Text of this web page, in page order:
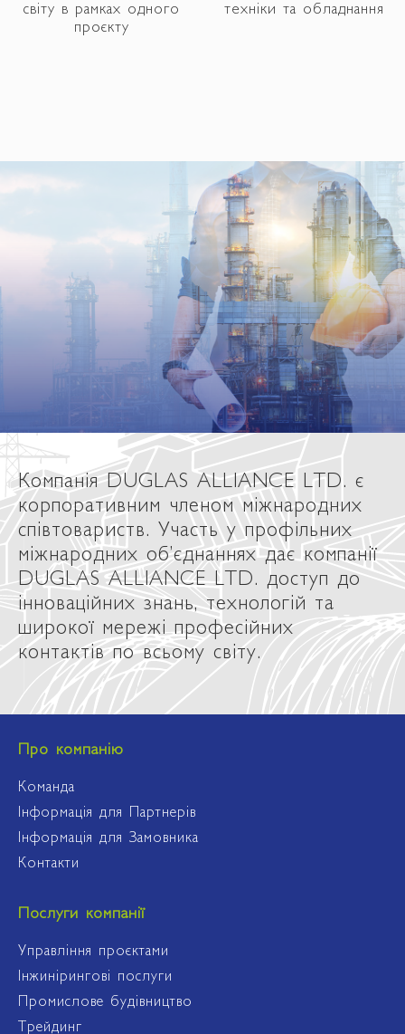
світу в рамках одного
проєкту
техніки та обладнання
Компанія DUGLAS ALLIANCE LTD. є
корпоративним членом міжнародних
співтовариств. Участь у профільних
міжнародних об’єднаннях дає компанії
DUGLAS ALLIANCE LTD. доступ до
інноваційних знань, технологій та
широкої мережі професійних
контактів по всьому світу.
Про компанію
Команда
Інформація для Партнерів
Інформація для Замовника
Контакти
Послуги компанії
Управління проєктами
Інжинірингові послуги
Промислове будівництво
Трейдинг